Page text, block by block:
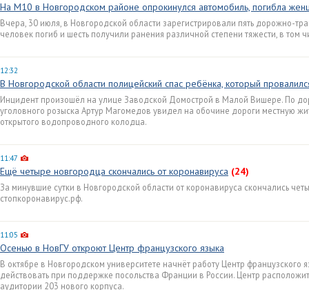
На М10 в Новгородском районе опрокинулся автомобиль, погибла
Вчера, 30 июля, в Новгородской области зарегистрировали пять дорожно-
человек погиб и шесть получили ранения различной степени тяжести, в том
12:32
В Новгородской области полицейский спас ребёнка, который
Инцидент произошёл на улице Заводской Домострой в Малой Вишере. По
уголовного розыска Артур Магомедов увидел на обочине дороги местную
открытого водопроводного колодца.
11:47
Ещё четыре новгородца скончались от коронавируса (24)
За минувшие сутки в Новгородской области от коронавируса скончались
стопкоронавирус.рф.
11:05
Осенью в НовГУ откроют Центр французского языка
В октябре в Новгородском университете начнёт работу Центр
действовать при поддержке посольства Франции в России. Центр
аудитории 203 нового корпуса.